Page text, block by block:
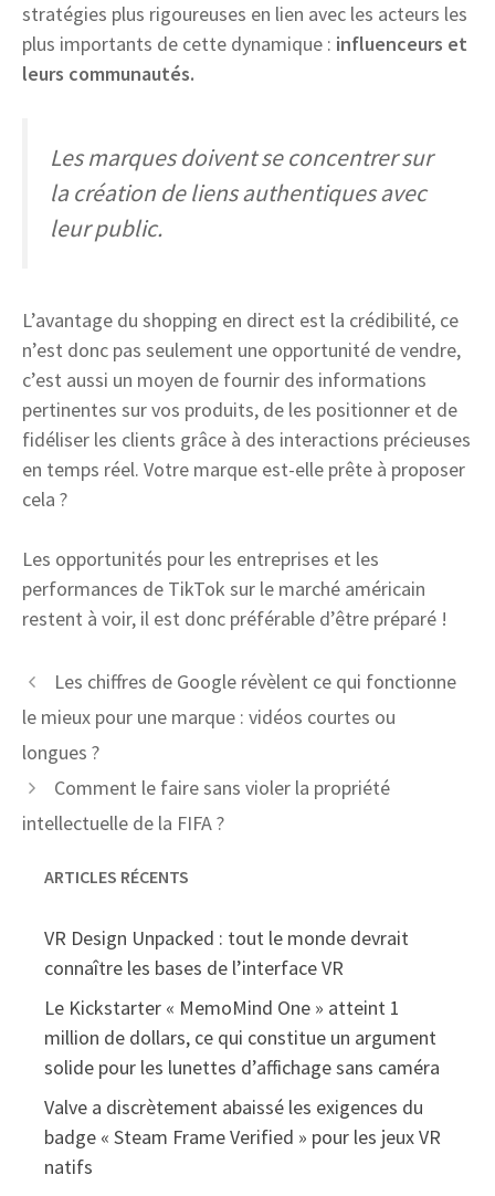
stratégies plus rigoureuses en lien avec les acteurs les
plus importants de cette dynamique : influenceurs et
leurs communautés.
Les marques doivent se concentrer sur
la création de liens authentiques avec
leur public.
L’avantage du shopping en direct est la crédibilité, ce
n’est donc pas seulement une opportunité de vendre,
c’est aussi un moyen de fournir des informations
pertinentes sur vos produits, de les positionner et de
fidéliser les clients grâce à des interactions précieuses
en temps réel. Votre marque est-elle prête à proposer
cela ?
Les opportunités pour les entreprises et les
performances de TikTok sur le marché américain
restent à voir, il est donc préférable d’être préparé !
Les chiffres de Google révèlent ce qui fonctionne
le mieux pour une marque : vidéos courtes ou
longues ?
Comment le faire sans violer la propriété
intellectuelle de la FIFA ?
ARTICLES RÉCENTS
VR Design Unpacked : tout le monde devrait
connaître les bases de l’interface VR
Le Kickstarter « MemoMind One » atteint 1
million de dollars, ce qui constitue un argument
solide pour les lunettes d’affichage sans caméra
Valve a discrètement abaissé les exigences du
badge « Steam Frame Verified » pour les jeux VR
natifs